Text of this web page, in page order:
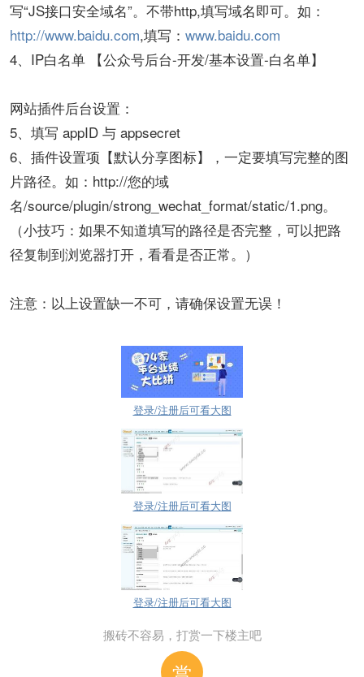
写“JS接口安全域名”。不带http,填写域名即可。如：
http://www.baidu.com,填写： www.baidu.com
4、IP白名单 【公众号后台-开发/基本设置-白名单】
网站插件后台设置：
5、填写 appID 与 appsecret
6、插件设置项【默认分享图标】，一定要填写完整的图
片路径。如：http://您的域
名/source/plugin/strong_wechat_format/static/1.png。
（小技巧：如果不知道填写的路径是否完整，可以把路
径复制到浏览器打开，看看是否正常。）
注意：以上设置缺一不可，请确保设置无误！
登录/注册后可看大图
登录/注册后可看大图
登录/注册后可看大图
搬砖不容易，打赏一下楼主吧